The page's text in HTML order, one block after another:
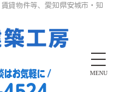
貸物件等、愛知県安城市・知
MENU